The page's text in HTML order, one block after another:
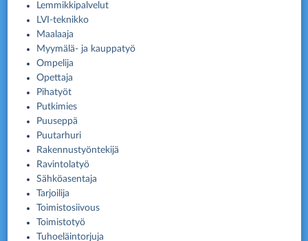
Lemmikkipalvelut
LVI-teknikko
Maalaaja
Myymälä- ja kauppatyö
Ompelija
Opettaja
Pihatyöt
Putkimies
Puuseppä
Puutarhuri
Rakennustyöntekijä
Ravintolatyö
Sähköasentaja
Tarjoilija
Toimistosiivous
Toimistotyö
Tuhoeläintorjuja